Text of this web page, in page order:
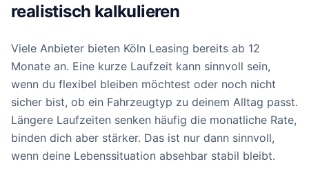
realistisch kalkulieren
Viele Anbieter bieten Köln Leasing bereits ab 12
Monate an. Eine kurze Laufzeit kann sinnvoll sein,
wenn du flexibel bleiben möchtest oder noch nicht
sicher bist, ob ein Fahrzeugtyp zu deinem Alltag passt.
Längere Laufzeiten senken häufig die monatliche Rate,
binden dich aber stärker. Das ist nur dann sinnvoll,
wenn deine Lebenssituation absehbar stabil bleibt.